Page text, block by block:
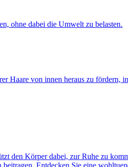
ohne dabei die Umwelt zu belasten.
von innen heraus zu fördern,
den Körper dabei, zur Ruhe zu